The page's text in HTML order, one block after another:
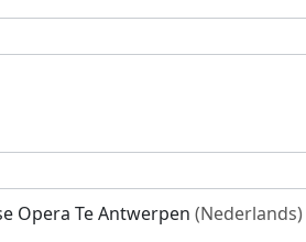
Opera Te Antwerpen (Nederlands)